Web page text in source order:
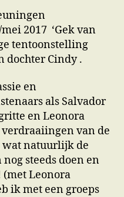
2017 ‘Gek van
tentoonstelling
dochter Cindy .
en
als Salvador
en Leonora
van de
natuurlijk de
steeds doen en
Leonora
ik met een groeps